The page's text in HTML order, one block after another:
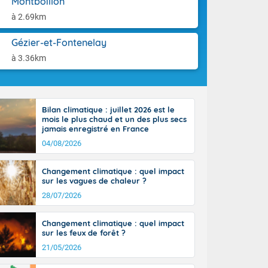
à 2.69km
Gézier-et-Fontenelay
à 3.36km
l'après-
14
il fait
30 à 35
Bilan climatique : juillet 2026 est le
mois le plus chaud et un des plus secs
jamais enregistré en France
04/08/2026
Changement climatique : quel impact
sur les vagues de chaleur ?
28/07/2026
Changement climatique : quel impact
sur les feux de forêt ?
21/05/2026